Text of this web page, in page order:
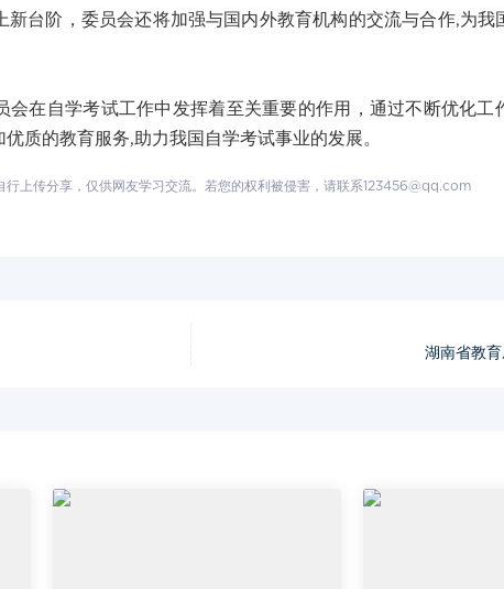
新台阶，委员会还将加强与国内外教育机构的交流与合作,为我
在自学考试工作中发挥着至关重要的作用，通过不断优化工
质的教育服务,助力我国自学考试事业的发展。
行上传分享，仅供网友学习交流。若您的权利被侵害，请联系123456@qq.com
湖南省教